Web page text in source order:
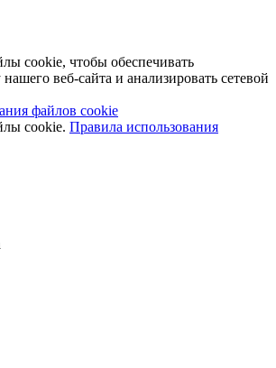
cookie, чтобы обеспечивать
веб-сайта и анализировать сетевой
файлов cookie
cookie. Правила использования